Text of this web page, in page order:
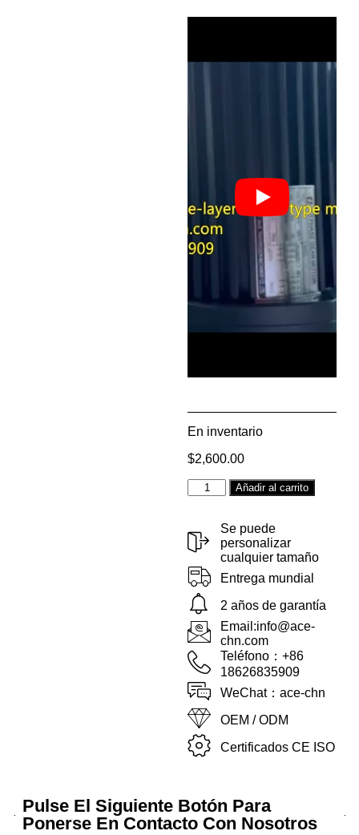
En inventario
$2,600.00
Añadir al carrito
Se puede
personalizar
cualquier tamaño
Entrega mundial
2 años de garantía
Email:info@ace-
chn.com
Teléfono：+86
18626835909
WeChat：ace-chn
OEM / ODM
Certificados CE ISO
Pulse El Siguiente Botón Para
Ponerse En Contacto Con Nosotros